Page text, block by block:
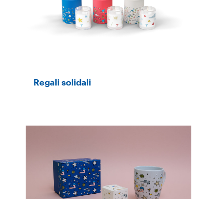
Regali solidali